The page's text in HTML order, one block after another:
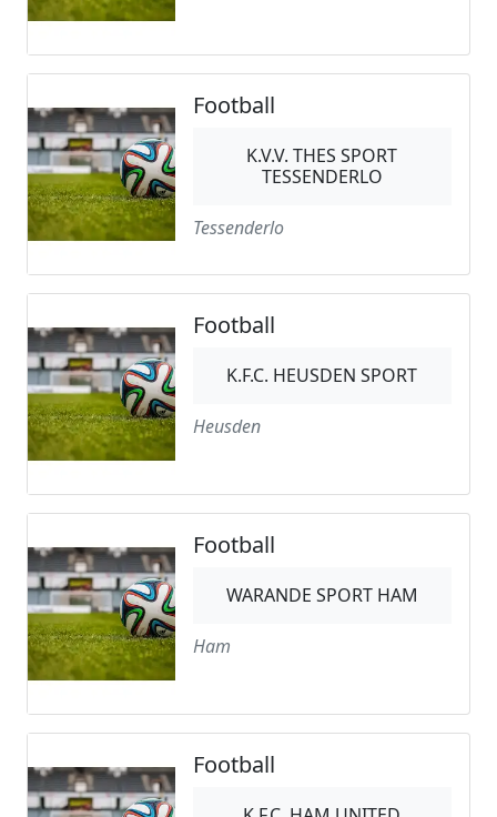
Football
K.V.V. THES SPORT
TESSENDERLO
Tessenderlo
Football
K.F.C. HEUSDEN SPORT
Heusden
Football
WARANDE SPORT HAM
Ham
Football